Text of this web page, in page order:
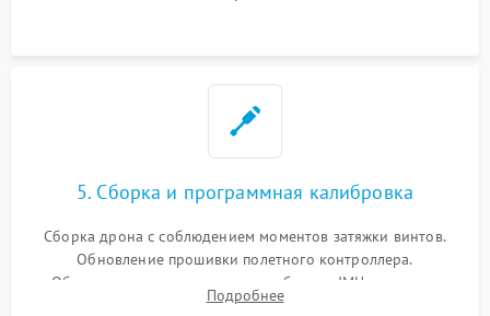
5. Сборка и программная калибровка
Сборка дрона с соблюдением моментов затяжки винтов.
Обновление прошивки полетного контроллера.
Обязательная программная калибровка IMU-сенсоров,
компаса, датчиков позиционирования и горизонта подвеса
Подробнее